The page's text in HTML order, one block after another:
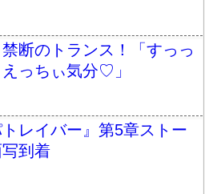
断のトランス！「すっっ
っちぃ気分♡」
レイバー』第5章ストー
到着